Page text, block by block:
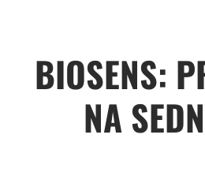
BIOSENS:
NA